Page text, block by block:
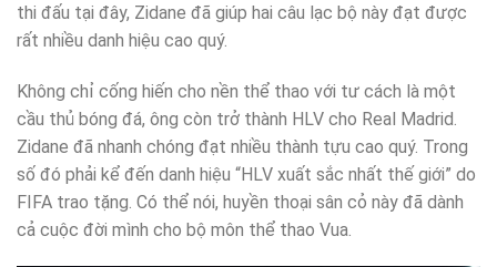
thi đấu tại đây, Zidane đã giúp hai câu lạc bộ này đạt được
rất nhiều danh hiệu cao quý.
Không chỉ cống hiến cho nền thể thao với tư cách là một
cầu thủ bóng đá, ông còn trở thành HLV cho Real Madrid.
Zidane đã nhanh chóng đạt nhiều thành tựu cao quý. Trong
số đó phải kể đến danh hiệu “HLV xuất sắc nhất thế giới” do
FIFA trao tặng. Có thể nói, huyền thoại sân cỏ này đã dành
cả cuộc đời mình cho bộ môn thể thao Vua.